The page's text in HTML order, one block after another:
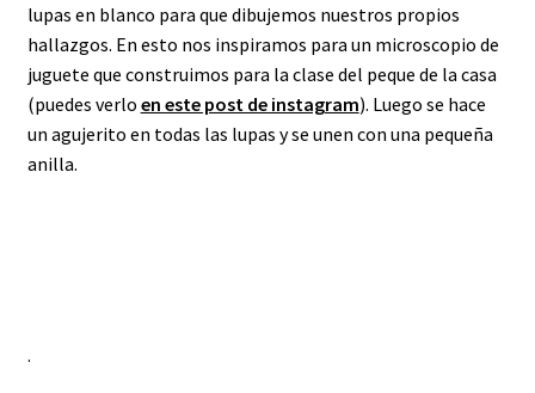
lupas en blanco para que dibujemos nuestros propios
hallazgos. En esto nos inspiramos para un microscopio de
juguete que construimos para la clase del peque de la casa
(puedes verlo en este post de instagram). Luego se hace
un agujerito en todas las lupas y se unen con una pequeña
anilla.
.